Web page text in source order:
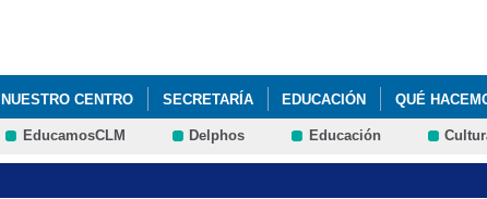
NUESTRO CENTRO SECRETARÍA EDUCACIÓN QUÉ
DURMIENDO CON TIBURONES 2023 DÍA DEL AUTISMO
EducamosCLM Delphos Educación